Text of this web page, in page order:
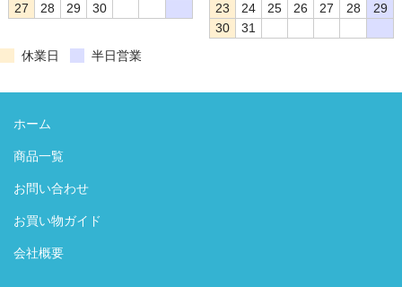
23
24 25 26 27 28
29
30
31
27
28 29 30
休業日 半日営業
ホーム
商品一覧
お問い合わせ
お買い物ガイド
会社概要